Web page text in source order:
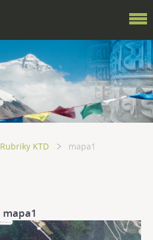
Rubriky KTD mapa1
mapa1